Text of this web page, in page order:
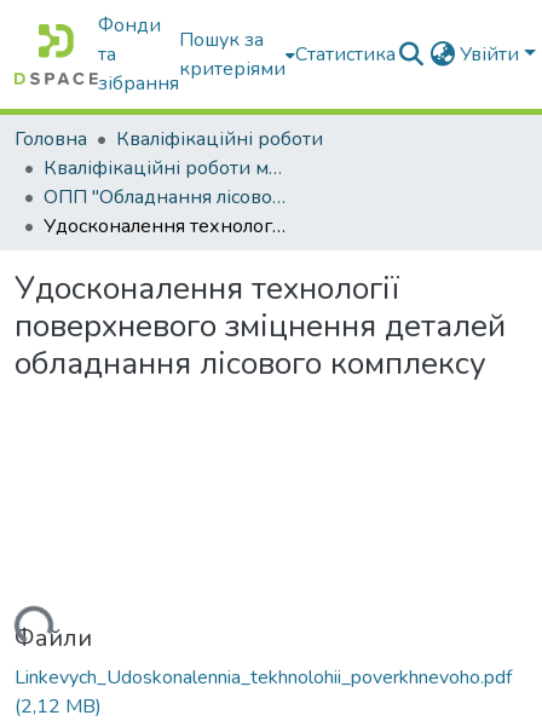
Фонди
та
зібрання
Пошук за
критеріями
Статистика Увійти
Головна
Кваліфікаційні роботи
Кваліфікаційні роботи магістрів
ОПП "Обладнання лісового комплексу"
Удосконалення технології поверхневого зміцнення деталей обладнання лісового комплексу
Удосконалення технології
поверхневого зміцнення деталей
обладнання лісового комплексу
Файли
Linkevych_Udoskonalennia_tekhnolohii_poverkhnevoho.pdf
(2,12 MB)